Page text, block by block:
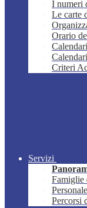
I numeri
Le carte
Orario
Criteri
Servizi
Famiglie
Percorsi